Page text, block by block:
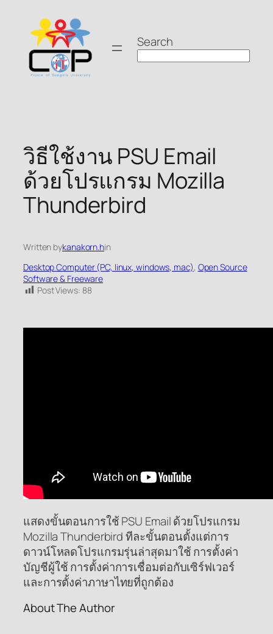
content
Search
วิธีใช้งาน PSU Email
ด้วยโปรแกรม Mozilla
Thunderbird
Written bykanakorn.hin
Desktop Computer (PC, linux, windows, mac), Open Source
Software & Freeware
Post Views: 88
แสดงขั้นตอนการใช้ PSU Email ด้วยโปรแกรม
Mozilla Thunderbird ทีละขั้นตอนตั้งแต่การ
ดาวน์โหลดโปรแกรมรุ่นล่าสุดมาใช้ การตั้งค่า
บัญชีผู้ใช้ การตั้งค่าการเชื่อมต่อกับเซิร์ฟเวอร์
และการตั้งค่าภาษาไทยที่ถูกต้อง
About The Author